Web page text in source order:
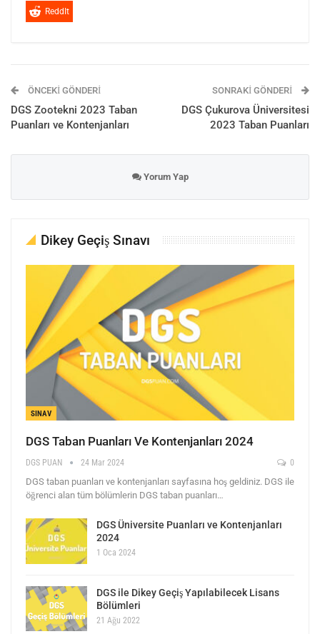
ReddIt
ÖNCEKI GÖNDERI
DGS Zootekni 2023 Taban
Puanları ve Kontenjanları
SONRAKI GÖNDERI
DGS Çukurova Üniversitesi
2023 Taban Puanları
Yorum Yap
Dikey Geçiş Sınavı
SINAV
DGS Taban Puanları Ve Kontenjanları 2024
DGS PUAN 24 Mar 2024 0
DGS taban puanları ve kontenjanları sayfasına hoş geldiniz. DGS ile
öğrenci alan tüm bölümlerin DGS taban puanları…
DGS Üniversite Puanları ve Kontenjanları
2024
1 Oca 2024
DGS ile Dikey Geçiş Yapılabilecek Lisans
Bölümleri
21 Ağu 2022